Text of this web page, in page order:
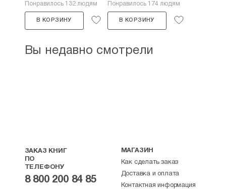
Понравилось 132 людям
В КОРЗИНУ
Понравилось 174 людям
В КОРЗИНУ
Вы недавно смотрели
ЗАКАЗ КНИГ
ПО
ТЕЛЕФОНУ
8 800 200 84 85
МАГАЗИН
Как сделать заказ
Доставка и оплата
Контактная информация